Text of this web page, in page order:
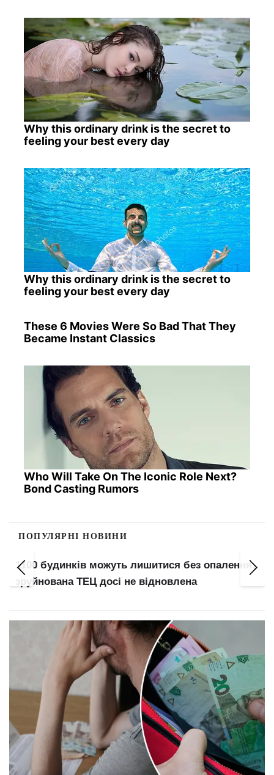
Why this ordinary drink is the secret to
feeling your best every day
Why this ordinary drink is the secret to
feeling your best every day
These 6 Movies Were So Bad That They
Became Instant Classics
Who Will Take On The Iconic Role Next?
Bond Casting Rumors
ПОПУЛЯРНІ НОВИНИ
1100 будинків можуть лишитися без опалення:
зруйнована ТЕЦ досі не відновлена